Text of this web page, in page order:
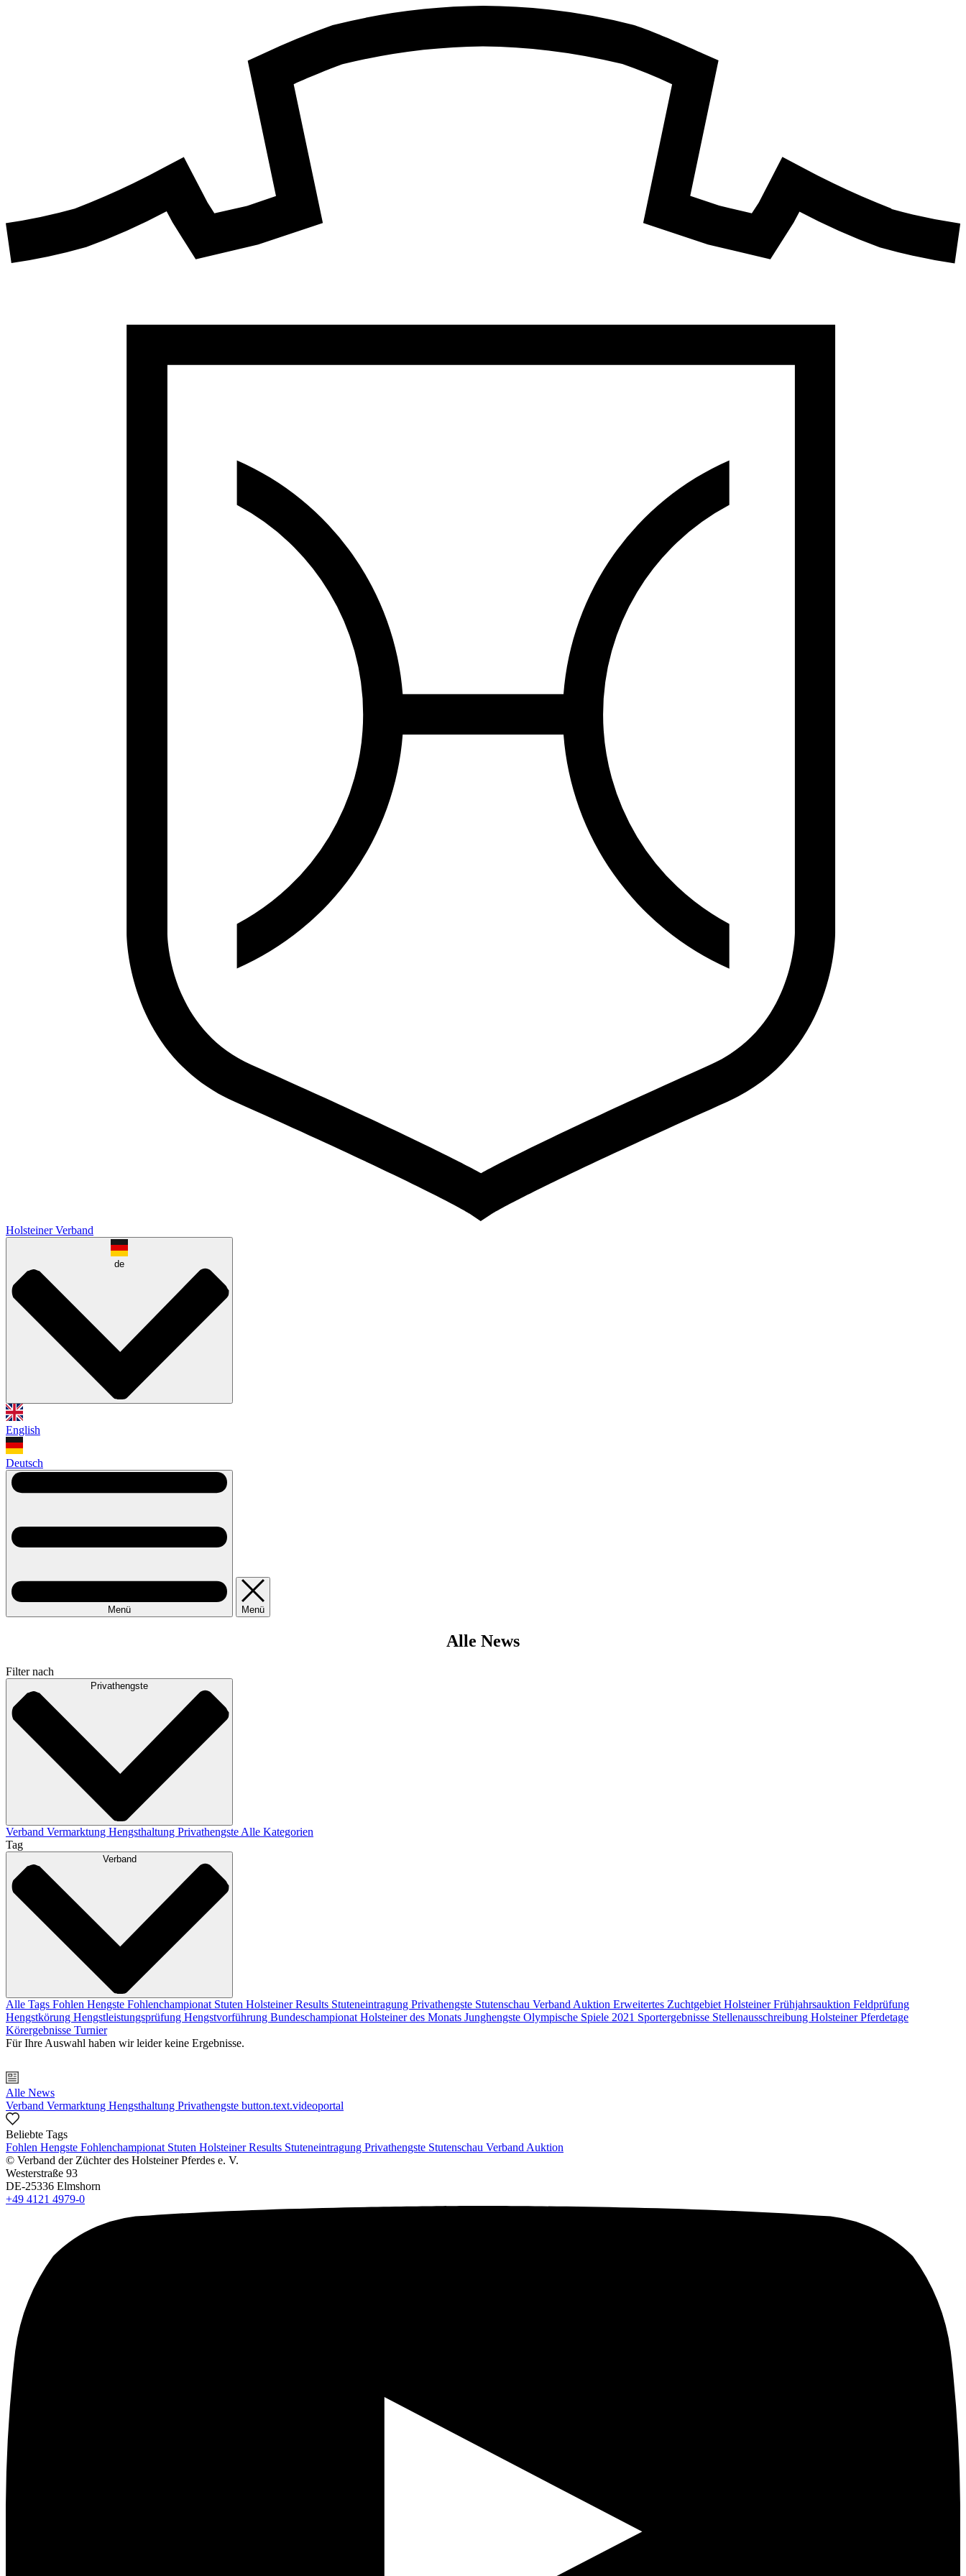
Holsteiner Verband
de
English
Deutsch
Menü Menü
Alle News
Filter nach
Privathengste
Verband Vermarktung Hengsthaltung Privathengste Alle Kategorien
Tag
Verband
Alle Tags Fohlen Hengste Fohlenchampionat Stuten Holsteiner Results Stuteneintragung Privathengste Stutenschau Verband Auktion Erweitertes Zuchtgebiet Holsteiner Frühjahrsauktion Feldprüfung
Hengstkörung Hengstleistungsprüfung Hengstvorführung Bundeschampionat Holsteiner des Monats Junghengste Olympische Spiele 2021 Sportergebnisse Stellenausschreibung Holsteiner Pferdetage
Körergebnisse Turnier
Für Ihre Auswahl haben wir leider keine Ergebnisse.
Alle News
Verband Vermarktung Hengsthaltung Privathengste button.text.videoportal
Beliebte Tags
Fohlen Hengste Fohlenchampionat Stuten Holsteiner Results Stuteneintragung Privathengste Stutenschau Verband Auktion
© Verband der Züchter des Holsteiner Pferdes e. V.
Westerstraße 93
DE-25336 Elmshorn
+49 4121 4979-0